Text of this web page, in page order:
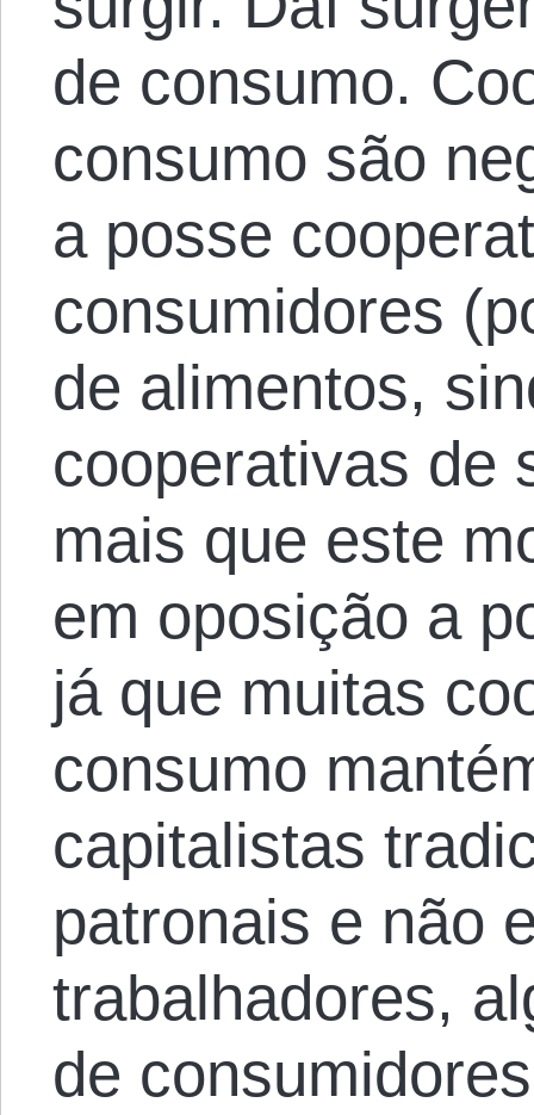
de consumo.
consumo são
a posse
consumidores
de alimentos,
cooperativas de
mais que este
em oposição a
já que muitas
consumo
capitalistas
patronais e não
trabalhadores,
de